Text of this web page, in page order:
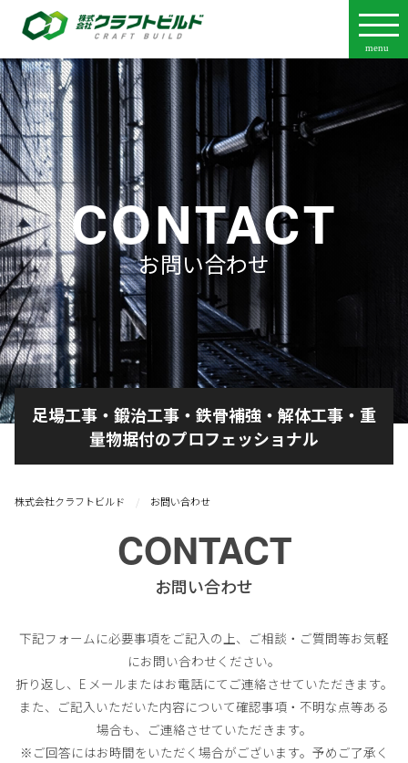
CONTACT
お問い合わせ
足場工事・鍛治工事・鉄骨補強・解体工事・重
量物据付のプロフェッショナル
株式会社クラフトビルド お問い合わせ
CONTACT
お問い合わせ
下記フォームに必要事項をご記入の上、ご相談・ご質問等お気軽
にお問い合わせください。
折り返し、E メールまたはお電話にてご連絡させていただきます。
また、ご記入いただいた内容について確認事項・不明な点等ある
場合も、ご連絡させていただきます。
※ご回答にはお時間をいただく場合がございます。予めご了承く